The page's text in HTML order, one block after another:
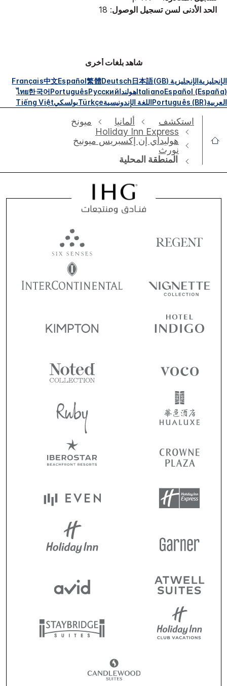
الحد الأدنى لسن تسجيل الوصول: 18
شاهد بلغات أخرى
الإنجليزيةالإنجليزية (GB) 日本語
Deutsch
繁體
Español
中文
Français
Español (España)
ItalianoهولنداРусский
Português
한국어
ไทย
العربيةPortuguês (BR)اللغة الإندونيسيةTürkçeبولسكيTiếng Việt
استكشف ألمانيا
‫‫ميونخ‬‬
Holiday Inn Express
هوليداي إن إكسبريس ميونيخ
نورث
المنطقة المحلية